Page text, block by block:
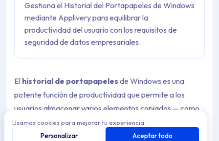
Gestiona el Historial del Portapapeles de Windows
mediante Applivery para equilibrar la
productividad del usuario con los requisitos de
seguridad de datos empresariales.
El historial de portapapeles de Windows es una
potente función de productividad que permite a los
usuarios almacenar varios elementos copiados — como
texto, imágenes y enlaces — en un historial accesible
mediante un atajo de teclado simple. Esta función
Usamos cookies para mejorar tu experiencia.
Personalizar
Aceptar todo